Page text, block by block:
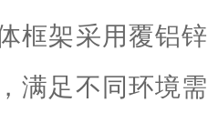
框架采用覆铝
满足不同环境